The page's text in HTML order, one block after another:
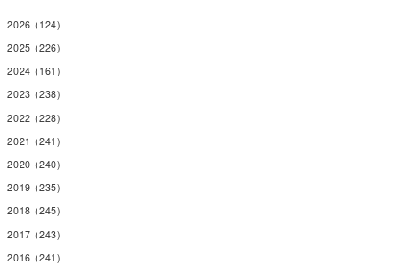
2026 (124)
2025 (226)
2024 (161)
2023 (238)
2022 (228)
2021 (241)
2020 (240)
2019 (235)
2018 (245)
2017 (243)
2016 (241)